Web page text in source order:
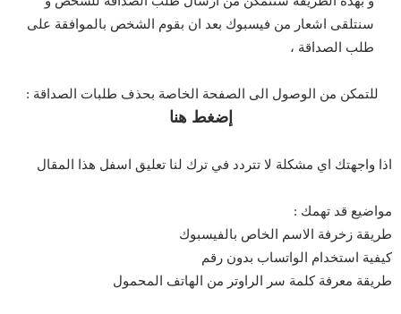
سنتلقى اشعار من فيسبوك بعد ان بقوم الشخص بالموافقة على
طلب الصداقة ،
للتمكن من الوصول الى الصفحة الخاصة بحذف طلبات الصداقة :
إضغط هنا
اذا واجهتك اي مشكلة لا تتردد في ترك لنا تعليق اسفل هذا المقال
مواضيع قد تهمك :
طريقة زخرفة الاسم الخاص بالفيسبوك
كيفية استخدام الواتساب بدون رقم
طريقة معرفة كلمة سر الراوتر من الهاتف المحمول